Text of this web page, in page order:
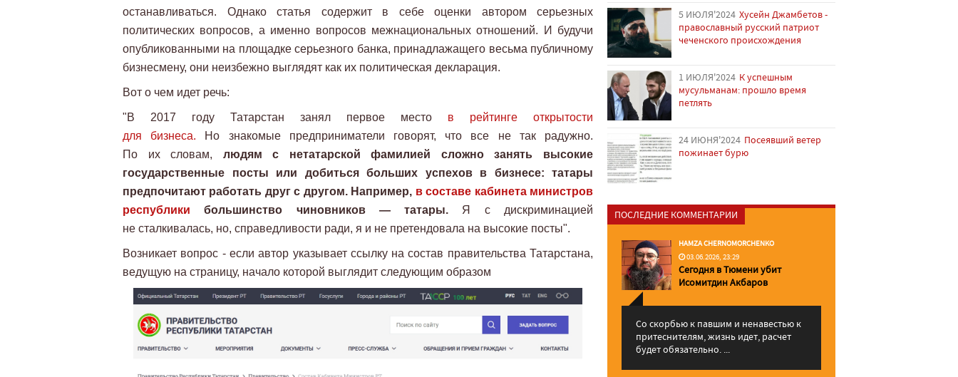
останавливаться. Однако статья содержит в себе оценки автором серьезных
политических вопросов, а именно вопросов межнациональных отношений. И будучи
опубликованными на площадке серьезного банка, принадлажащего весьма публичному
бизнесмену, они неизбежно выглядят как их политическая декларация.
Вот о чем идет речь:
"В 2017 году Татарстан занял первое место в рейтинге открытости
для бизнеса. Но знакомые предприниматели говорят, что все не так радужно.
По их словам, людям с нетатарской фамилией сложно занять высокие
государственные посты или добиться больших успехов в бизнесе: татары
предпочитают работать друг с другом. Например, в составе кабинета министров
республики большинство чиновников — татары. Я с дискриминацией
не сталкивалась, но, справедливости ради, я и не претендовала на высокие посты".
Возникает вопрос - если автор указывает ссылку на состав правительства Татарстана,
ведущую на страницу, начало которой выглядит следующим образом
5 ИЮЛЯ'2024 Хусейн Джамбетов -
православный русский патриот
чеченского происхождения
1 ИЮЛЯ'2024 К успешным
мусульманам: прошло время
петлять
24 ИЮНЯ'2024 Посеявший ветер
пожинает бурю
ПОСЛЕДНИЕ КОММЕНТАРИИ
HAMZA CHERNOMORCHENKO
03.06.2026, 23:29
Сегодня в Тюмени убит
Исомитдин Акбаров
Со скорбью к павшим и ненавестью к
притеснителям, жизнь идет, расчет
будет обязательно. ...